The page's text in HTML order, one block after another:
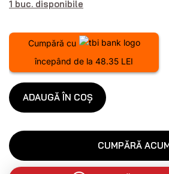
1 buc. disponibile
Cumpără cu
începând de la 48.35 LEI
ADAUGĂ ÎN COȘ
CUMPĂRĂ